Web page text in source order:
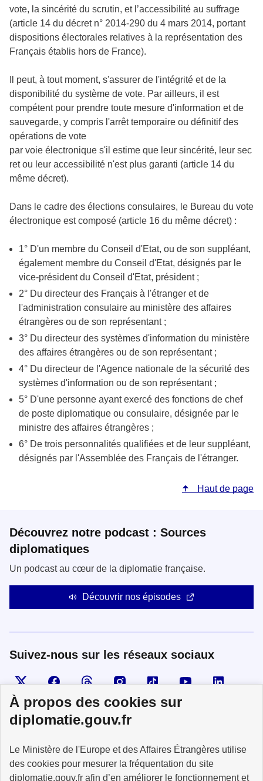
À propos des cookies sur
diplomatie.gouv.fr
Le Ministère de l'Europe et des Affaires Étrangères utilise
des cookies pour mesurer la fréquentation du site
diplomatie.gouv.fr afin d’en améliorer le fonctionnement et
vote, la sincérité du scrutin, et l’accessibilité au suffrage
(article 14 du décret n° 2014-290 du 4 mars 2014, portant
dispositions électorales relatives à la représentation des
Français établis hors de France).
Il peut, à tout moment, s'assurer de l'intégrité et de la
disponibilité du système de vote. Par ailleurs, il est
compétent pour prendre toute mesure d'information et de
sauvegarde, y compris l'arrêt temporaire ou définitif des
opérations de vote
par voie électronique s'il estime que leur sincérité, leur sec
ret ou leur accessibilité n'est plus garanti (article 14 du
même décret).
Dans le cadre des élections consulaires, le Bureau du vote
électronique est composé (article 16 du même décret) :
1° D'un membre du Conseil d'Etat, ou de son suppléant,
également membre du Conseil d'Etat, désignés par le
vice-président du Conseil d'Etat, président ;
2° Du directeur des Français à l'étranger et de
l'administration consulaire au ministère des affaires
étrangères ou de son représentant ;
3° Du directeur des systèmes d'information du ministère
des affaires étrangères ou de son représentant ;
4° Du directeur de l'Agence nationale de la sécurité des
systèmes d'information ou de son représentant ;
5° D'une personne ayant exercé des fonctions de chef
de poste diplomatique ou consulaire, désignée par le
ministre des affaires étrangères ;
6° De trois personnalités qualifiées et de leur suppléant,
désignés par l'Assemblée des Français de l'étranger.
Haut de page
Découvrez notre podcast : Sources
diplomatiques
Un podcast au cœur de la diplomatie française.
Découvrir nos épisodes
Suivez-nous sur les réseaux sociaux
Visiter la page XSuivez-nous sur Facebook
Visiter le compte Threads
Visiter le compte Instagram
Visiter le compte TikTok
Visiter le
MINISTÈRE
DE L'EUROPE
ET DES AFFAIRES
ÉTRANGÈRES